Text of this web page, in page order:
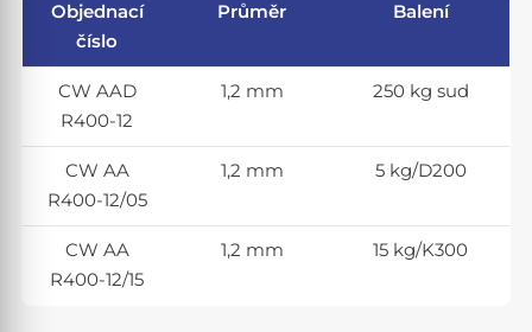
Objednací
číslo
Průměr Balení
CW AAD
R400-12
1,2 mm 250 kg sud
CW AA
R400-12/05
1,2 mm 5 kg/D200
CW AA
R400-12/15
1,2 mm 15 kg/K300